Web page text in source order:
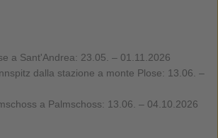
a Sant'Andrea: 23.05. – 01.11.2026
dalla stazione a monte Plose: 13.06. –
a Palmschoss: 13.06. – 04.10.2026